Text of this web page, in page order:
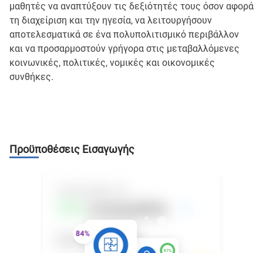
μαθητές να αναπτύξουν τις δεξιότητές τους όσον αφορά
τη διαχείριση και την ηγεσία, να λειτουργήσουν
αποτελεσματικά σε ένα πολυπολιτισμικό περιβάλλον
και να προσαρμοστούν γρήγορα στις μεταβαλλόμενες
κοινωνικές, πολιτικές, νομικές και οικονομικές
συνθήκες.
Προϋποθέσεις Εισαγωγής